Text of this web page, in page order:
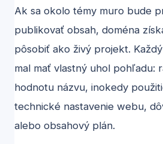
Ak sa okolo témy muro bude
publikovať obsah, doména
pôsobiť ako živý projekt.
mal mať vlastný uhol pohľadu:
hodnotu názvu, inokedy
technické nastavenie webu,
alebo obsahový plán.